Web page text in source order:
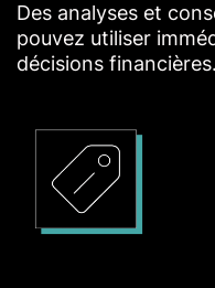
Des analyses et
pouvez utiliser
décisions financières.